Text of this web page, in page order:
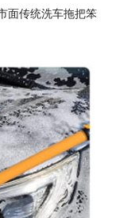
面传统洗车拖把笨